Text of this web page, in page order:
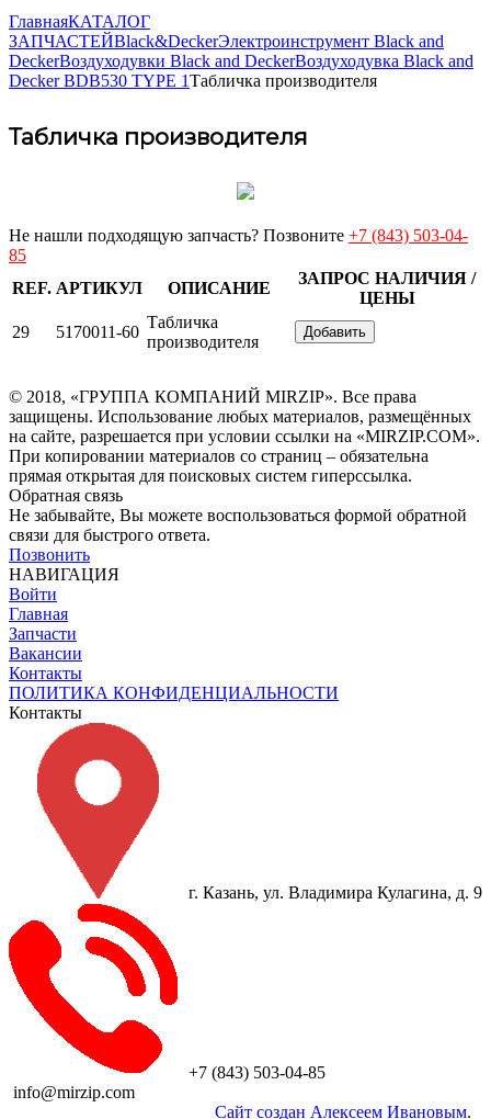
ГлавнаяКАТАЛОГ
ЗАПЧАСТЕЙBlack&DeckerЭлектроинструмент Black and
DeckerВоздуходувки Black and DeckerВоздуходувка Black and
Decker BDB530 TYPE 1Табличка производителя
Табличка производителя
Не нашли подходящую запчасть? Позвоните +7 (843) 503-04-
85
REF. АРТИКУЛ ОПИСАНИЕ
ЗАПРОС НАЛИЧИЯ /
ЦЕНЫ
29
5170011-60
Табличка
производителя
Добавить
© 2018, «ГРУППА КОМПАНИЙ MIRZIP». Все права
защищены. Использование любых материалов, размещённых
на сайте, разрешается при условии ссылки на «MIRZIP.COM».
При копировании материалов со страниц – обязательна
прямая открытая для поисковых систем гиперссылка.
Обратная связь
Не забывайте, Вы можете воспользоваться формой обратной
связи для быстрого ответа.
Позвонить
НАВИГАЦИЯ
Войти
Главная
Запчасти
Вакансии
Контакты
ПОЛИТИКА КОНФИДЕНЦИАЛЬНОСТИ
Контакты
г. Казань, ул. Владимира Кулагина, д. 9
+7 (843) 503-04-85
info@mirzip.com
Сайт создан Алексеем Ивановым.